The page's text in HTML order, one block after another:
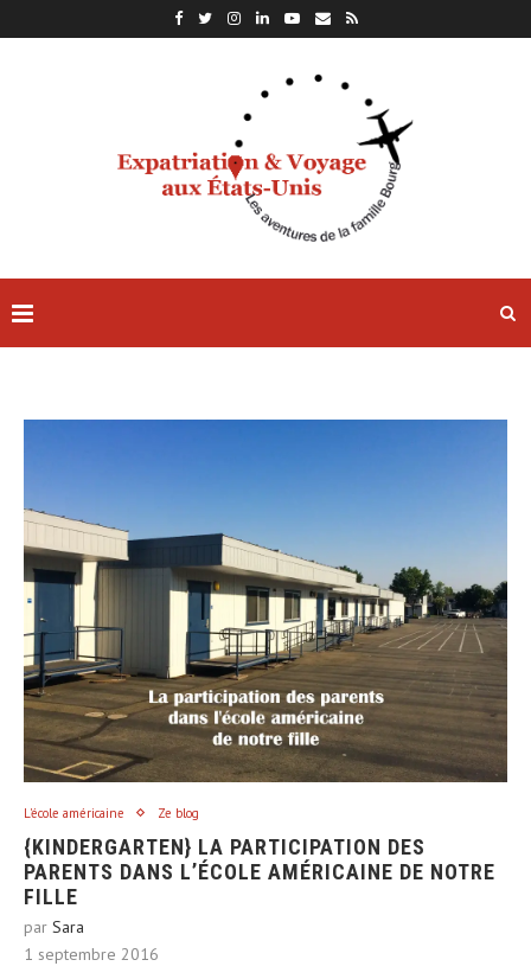
L'école américaine Ze blog
{KINDERGARTEN} LA PARTICIPATION DES
PARENTS DANS L’ÉCOLE AMÉRICAINE DE NOTRE
FILLE
par Sara
1 septembre 2016